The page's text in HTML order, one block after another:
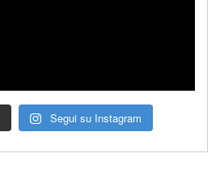
Segui su Instagram